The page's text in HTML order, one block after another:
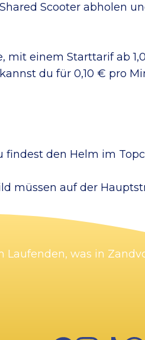
Scooter abholen
mit einem Starttarif ab
du für 0,10 € pro
den Helm im
müssen auf der
was in